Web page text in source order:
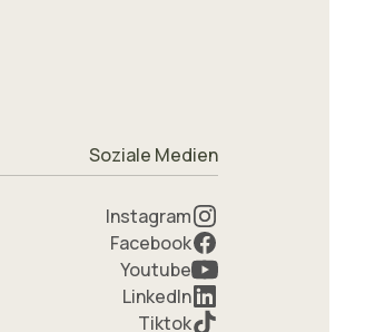
Soziale Medien
Instagram
Facebook
Youtube
LinkedIn
Tiktok